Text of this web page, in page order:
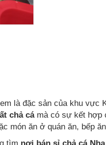
là đặc sản của khu vực
chả cámà có sự kết hợp
món ăn ở quán ăn, bếp